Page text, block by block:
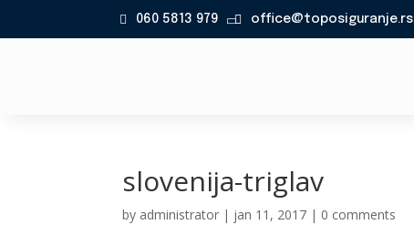
060 5813 979  office@toposiguranje.rs
slovenija-triglav
by administrator | jan 11, 2017 | 0 comments